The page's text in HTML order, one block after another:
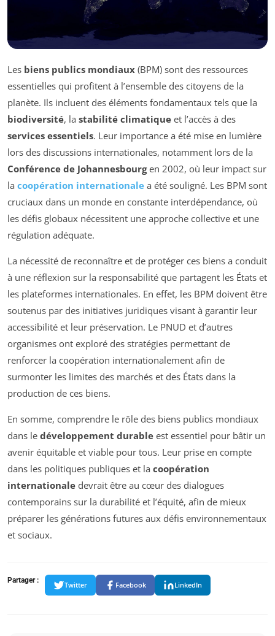
Les biens publics mondiaux (BPM) sont des ressources
essentielles qui profitent à l’ensemble des citoyens de la
planète. Ils incluent des éléments fondamentaux tels que la
biodiversité, la stabilité climatique et l’accès à des
services essentiels. Leur importance a été mise en lumière
lors des discussions internationales, notamment lors de la
Conférence de Johannesbourgen 2002, où leur impact sur
la coopération internationale a été souligné. Les BPM sont
cruciaux dans un monde en constante interdépendance, où
les défis globaux nécessitent une approche collective et une
régulation adéquate.
La nécessité de reconnaître et de protéger ces biens a conduit
à une réflexion sur la responsabilité que partagent les États et
les plateformes internationales. En effet, les BPM doivent être
soutenus par des initiatives juridiques visant à garantir leur
accessibilité et leur préservation. Le PNUD et d’autres
organismes ont exploré des stratégies permettant de
renforcer la coopération internationalement afin de
surmonter les limites des marchés et des États dans la
production de ces biens.
En somme, comprendre le rôle des biens publics mondiaux
dans le développement durable est essentiel pour bâtir un
avenir équitable et viable pour tous. Leur prise en compte
dans les politiques publiques et la coopération
internationale devrait être au cœur des dialogues
contemporains sur la durabilité et l’équité, afin de mieux
préparer les générations futures aux défis environnementaux
et sociaux.
Partager :
Twitter Facebook LinkedIn